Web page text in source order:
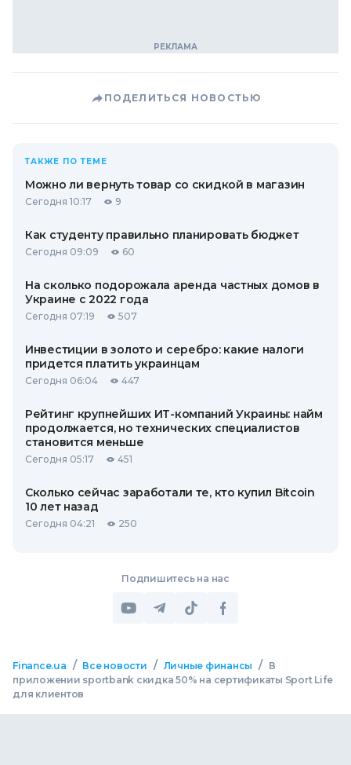
ПОДЕЛИТЬСЯ НОВОСТЬЮ
ТАКЖЕ ПО ТЕМЕ
Можно ли вернуть товар со скидкой в ​​магазин
Сегодня 10:17 9
Как студенту правильно планировать бюджет
Сегодня 09:09 60
На сколько подорожала аренда частных домов в
Украине с 2022 года
Сегодня 07:19 507
Инвестиции в золото и серебро: какие налоги
придется платить украинцам
Сегодня 06:04 447
Рейтинг крупнейших ИТ-компаний Украины: найм
продолжается, но технических специалистов
становится меньше
Сегодня 05:17 451
Сколько сейчас заработали те, кто купил Bitcoin
10 лет назад
Сегодня 04:21 250
Подпишитесь на нас
Finance.ua / Все новости / Личные финансы /
В
приложении sportbank скидка 50% на сертификаты Sport Life
для клиентов